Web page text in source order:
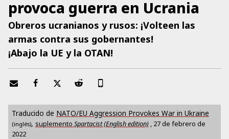
provoca guerra en Ucrania
Obreros ucranianos y rusos: ¡Volteen las
armas contra sus gobernantes!
¡Abajo la UE y la OTAN!
Traducido de NATO/EU Aggression Provokes War in Ukraine
(inglés), suplemento Spartacist (English edition) , 27 de febrero de
2022